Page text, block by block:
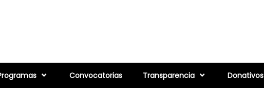
Convocatorias Transparencia Donativos